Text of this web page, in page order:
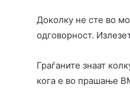
Доколку не сте во
одговорност.
Граѓаните знаат
кога е во прашање